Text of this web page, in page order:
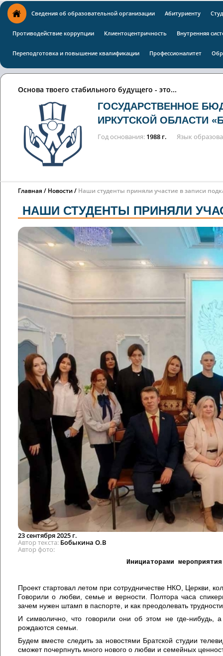
Сведения об образовательной организации Абитуриенту
Противодействие коррупции Клиентоцентричность Внутренняя
Переподготовка и повышение квалификации Профессионалитет
Основа твоего стабильного будущего - это...
ГОСУДАРСТВЕННОЕ
ИРКУТСКОЙ ОБЛАСТИ
Год основания 1988 г. Язык
Главная Новости Наши студенты приняли участие в записи
НАШИ СТУДЕНТЫ ПРИНЯЛИ
23 сентября 2025 г.
Автор текста Бобыкина О.В
Автор фото
Инициаторами
Проект стартовал летом при сотрудничестве НКО, Церкви,
Говорили о любви, семье и верности. Полтора часа
зачем нужен штамп в паспорте, и как преодолевать
И символично, что говорили они об этом не где-
рождаются семьи.
Будем вместе следить за новостями Братской студии
сможет почерпнуть много нового о любви и семейных